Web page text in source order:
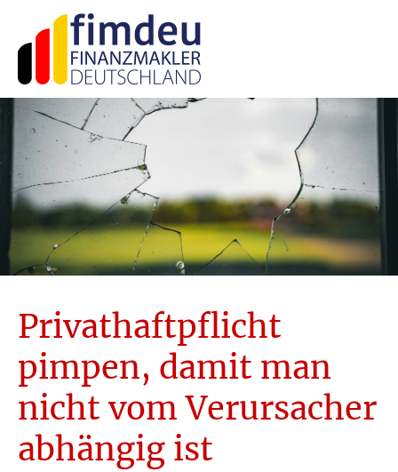
Privathaftpflicht
pimpen, damit man
nicht vom Verursacher
abhängig ist